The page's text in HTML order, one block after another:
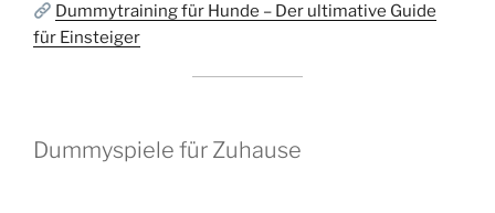
Dummytraining für Hunde – Der ultimative Guide
für Einsteiger
Dummyspiele für Zuhause